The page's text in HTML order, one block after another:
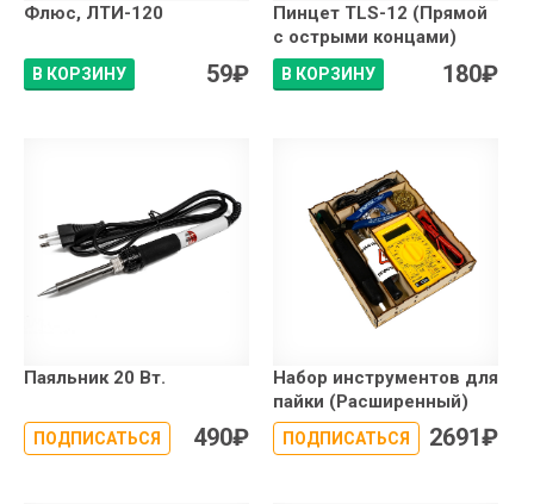
Флюс, ЛТИ-120
В КОРЗИНУ 59₽
Пинцет TLS-12 (Прямой
с острыми концами)
В КОРЗИНУ 180₽
Паяльник 20 Вт.
ПОДПИСАТЬСЯ 490₽
Набор инструментов для
пайки (Расширенный)
ПОДПИСАТЬСЯ 2691₽